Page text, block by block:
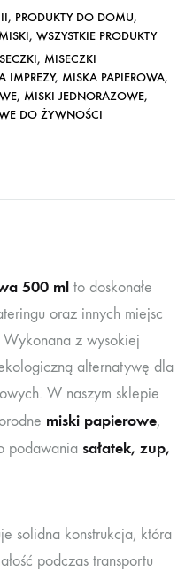
, PRODUKTY DO DOMU,
, WSZYSTKIE PRODUKTY
, MISECZKI
IMPREZY, MISKA PAPIEROWA,
, MISKI JEDNORAZOWE,
DO ŻYWNOŚCI
500 ml to doskonałe
oraz innych miejsc
Wykonana z wysokiej
alternatywę dla
W naszym sklepie
miski papierowe,
podawania sałatek, zup,
solidna konstrukcja, która
podczas transportu